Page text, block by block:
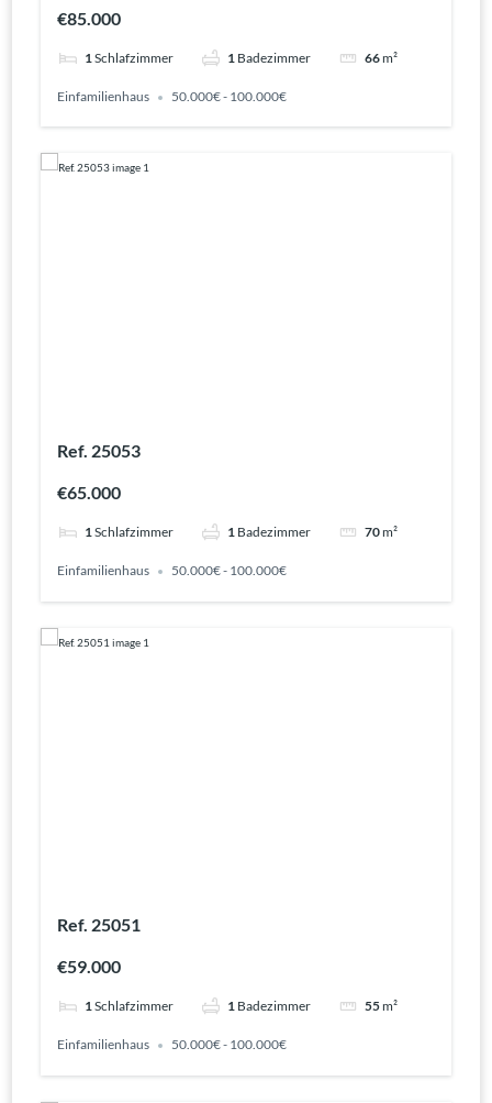
€85.000
1Schlafzimmer 1 Badezimmer 66m²
Einfamilienhaus 50.000€ - 100.000€
Ref. 25053
€65.000
1Schlafzimmer 1 Badezimmer 70m²
Einfamilienhaus 50.000€ - 100.000€
Ref. 25051
€59.000
1Schlafzimmer 1 Badezimmer 55m²
Einfamilienhaus 50.000€ - 100.000€